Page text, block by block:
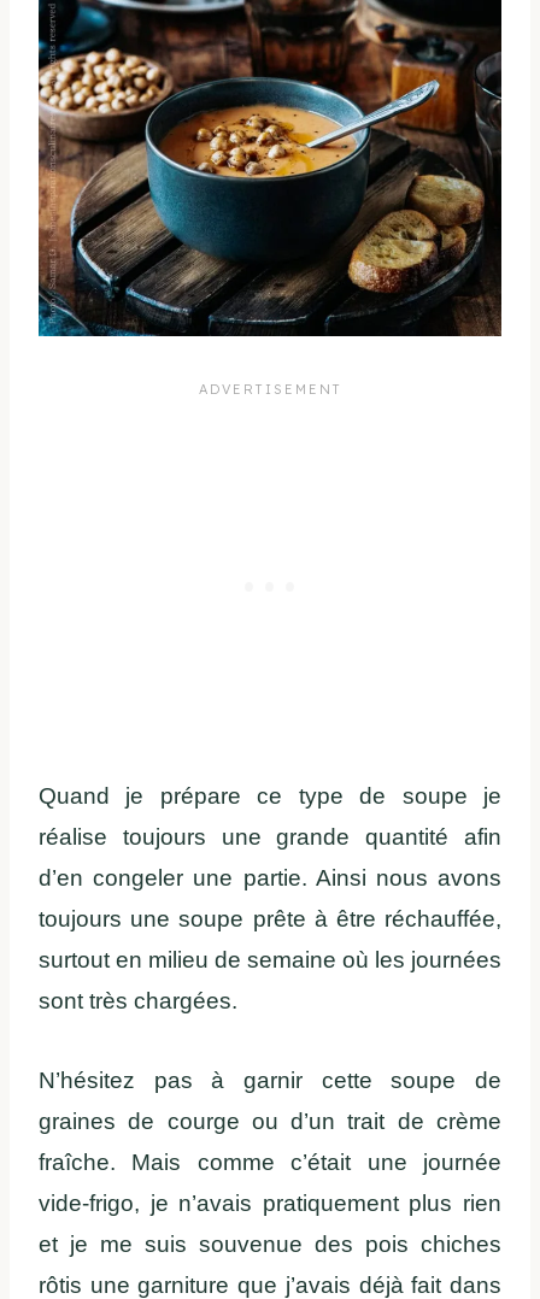
Quand je prépare ce type de soupe je
réalise toujours une grande quantité afin
d’en congeler une partie. Ainsi nous avons
toujours une soupe prête à être réchauffée,
surtout en milieu de semaine où les journées
sont très chargées.
N’hésitez pas à garnir cette soupe de
graines de courge ou d’un trait de crème
fraîche. Mais comme c’était une journée
vide-frigo, je n’avais pratiquement plus rien
et je me suis souvenue des pois chiches
rôtis une garniture que j’avais déjà fait dans